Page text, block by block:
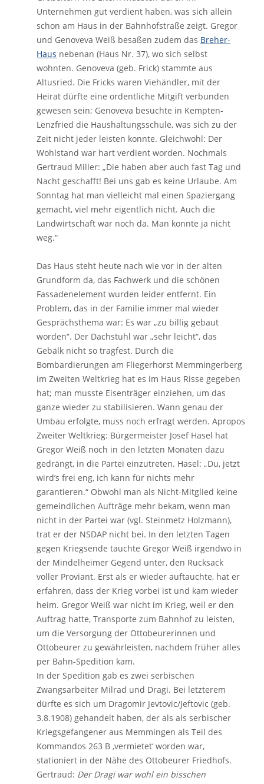
Unternehmen gut verdient haben, was sich allein
schon am Haus in der Bahnhofstraße zeigt. Gregor
und Genoveva Weiß besaßen zudem das Breher-
Haus nebenan (Haus Nr. 37), wo sich selbst
wohnten. Genoveva (geb. Frick) stammte aus
Altusried. Die Fricks waren Viehändler, mit der
Heirat dürfte eine ordentliche Mitgift verbunden
gewesen sein; Genoveva besuchte in Kempten-
Lenzfried die Haushaltungsschule, was sich zu der
Zeit nicht jeder leisten konnte. Gleichwohl: Der
Wohlstand war hart verdient worden. Nochmals
Gertraud Miller: „Die haben aber auch fast Tag und
Nacht geschafft! Bei uns gab es keine Urlaube. Am
Sonntag hat man vielleicht mal einen Spaziergang
gemacht, viel mehr eigentlich nicht. Auch die
Landwirtschaft war noch da. Man konnte ja nicht
weg.“
Das Haus steht heute nach wie vor in der alten
Grundform da, das Fachwerk und die schönen
Fassadenelement wurden leider entfernt. Ein
Problem, das in der Familie immer mal wieder
Gesprächsthema war: Es war „zu billig gebaut
worden“. Der Dachstuhl war „sehr leicht“, das
Gebälk nicht so tragfest. Durch die
Bombardierungen am Fliegerhorst Memmingerberg
im Zweiten Weltkrieg hat es im Haus Risse gegeben
hat; man musste Eisenträger einziehen, um das
ganze wieder zu stabilisieren. Wann genau der
Umbau erfolgte, muss noch erfragt werden. Apropos
Zweiter Weltkrieg: Bürgermeister Josef Hasel hat
Gregor Weiß noch in den letzten Monaten dazu
gedrängt, in die Partei einzutreten. Hasel: „Du, jetzt
wird’s frei eng, ich kann für nichts mehr
garantieren.“ Obwohl man als Nicht-Mitglied keine
gemeindlichen Aufträge mehr bekam, wenn man
nicht in der Partei war (vgl. Steinmetz Holzmann),
trat er der NSDAP nicht bei. In den letzten Tagen
gegen Kriegsende tauchte Gregor Weiß irgendwo in
der Mindelheimer Gegend unter, den Rucksack
voller Proviant. Erst als er wieder auftauchte, hat er
erfahren, dass der Krieg vorbei ist und kam wieder
heim. Gregor Weiß war nicht im Krieg, weil er den
Auftrag hatte, Transporte zum Bahnhof zu leisten,
um die Versorgung der Ottobeurerinnen und
Ottobeurer zu gewährleisten, nachdem früher alles
per Bahn-Spedition kam.
In der Spedition gab es zwei serbischen
Zwangsarbeiter Milrad und Dragi. Bei letzterem
dürfte es sich um Dragomir Jevtovic/Jeftovic (geb.
3.8.1908) gehandelt haben, der als als serbischer
Kriegsgefangener aus Memmingen als Teil des
Kommandos 263 B ‚vermietet‘ worden war,
stationiert in der Nähe des Ottobeurer Friedhofs.
Gertraud: Der Dragi war wohl ein bisschen